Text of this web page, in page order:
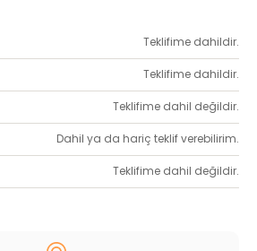
Teklifime dahildir.
Teklifime dahildir.
Teklifime dahil değildir.
Dahil ya da hariç teklif verebilirim.
Teklifime dahil değildir.